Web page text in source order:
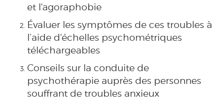
et l'agoraphobie
Évaluer les symptômes de ces troubles à
l’aide d'échelles psychométriques
téléchargeables
Conseils sur la conduite de
psychothérapie auprès des personnes
souffrant de troubles anxieux